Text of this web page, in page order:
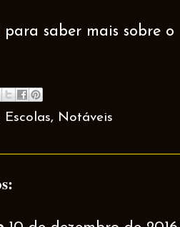
saber mais sobre
Escolas, Notáveis